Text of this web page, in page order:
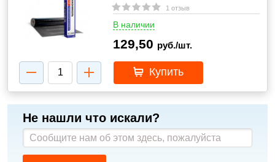
1 отзыв
В наличии
129,50 руб./шт.
Купить
Не нашли что искали?